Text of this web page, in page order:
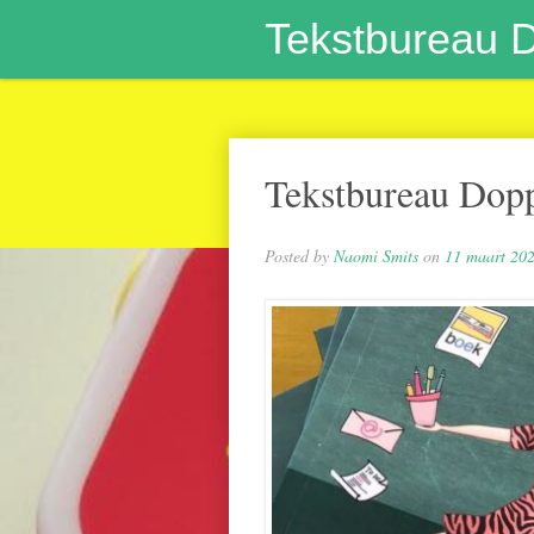
Tekstbureau
Tekstbureau
Posted by Naomi Smits on 11 maart